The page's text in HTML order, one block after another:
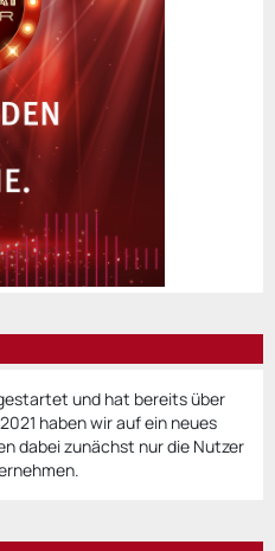
und hat bereits über
haben wir auf ein neues
dabei zunächst nur die Nutzer